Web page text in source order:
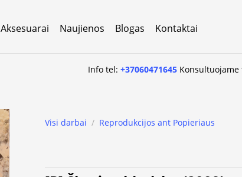
Aksesuarai Naujienos Blogas Kontaktai
Info tel:+37060471645 Konsultuojame
Visi darbai / Reprodukcijos ant Popieriaus